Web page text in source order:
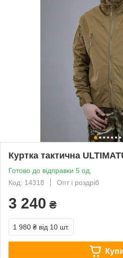
Куртка тактична
Готово до відправки 5 од.
Код: 14318
Опт і роздріб
3 240 ₴
1 980 ₴ від 10 шт.